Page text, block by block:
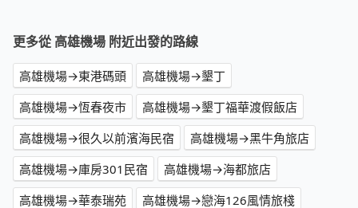
更多從 高雄機場 附近出發的路線
高雄機場→東港碼頭
高雄機場→墾丁
高雄機場→恆春夜市
高雄機場→墾丁福華渡假飯店
高雄機場→很久以前濱海民宿
高雄機場→黑牛角旅店
高雄機場→庫房301民宿
高雄機場→海都旅店
高雄機場→華泰瑞苑
高雄機場→戀海126風情旅棧